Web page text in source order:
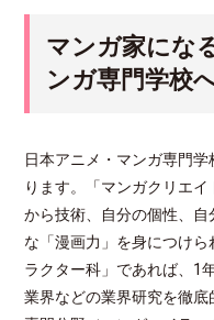
マンガ家にな
ンガ専門学校
日本アニメ・マンガ専門
ります。「マンガクリエ
から技術、自分の個性、
な「漫画力」を身につけ
ラクター科」であれば、1
業界などの業界研究を徹